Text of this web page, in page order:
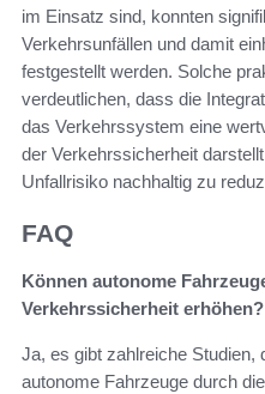
im Einsatz sind, konnten
Verkehrsunfällen und damit
festgestellt werden. Solche
verdeutlichen, dass die
das Verkehrssystem eine
der Verkehrssicherheit
Unfallrisiko nachhaltig zu
FAQ
Können autonome
Verkehrssicherheit erhöhen?
Ja, es gibt zahlreiche Studien,
autonome Fahrzeuge durch